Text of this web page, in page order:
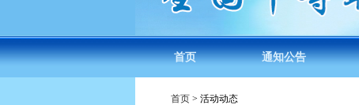
首页 通知公告
首页 > 活动动态